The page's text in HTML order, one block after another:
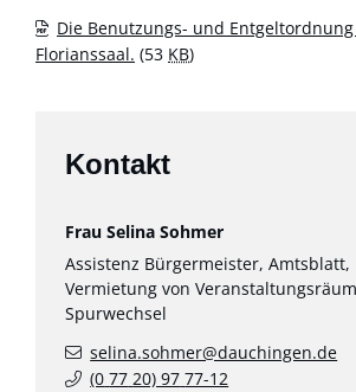
Die Benutzungs- und
Florianssaal. (53 KB)
Kontakt
Frau Selina Sohmer
Assistenz Bürgermeister, Amtsblatt,
Vermietung von
Spurwechsel
selina.sohmer@dauchingen.de
(0 77 20) 97 77-12